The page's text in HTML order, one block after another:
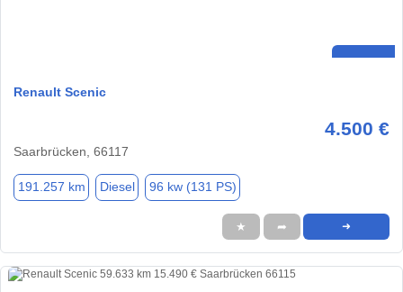
Renault Scenic
4.500 €
Saarbrücken, 66117
191.257 km Diesel 96 kw (131 PS)
★ ➦ ➜